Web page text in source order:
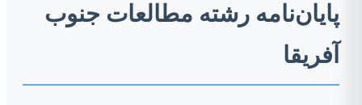
پایان‌نامه رشته مطالعات جنوب
آفریقا